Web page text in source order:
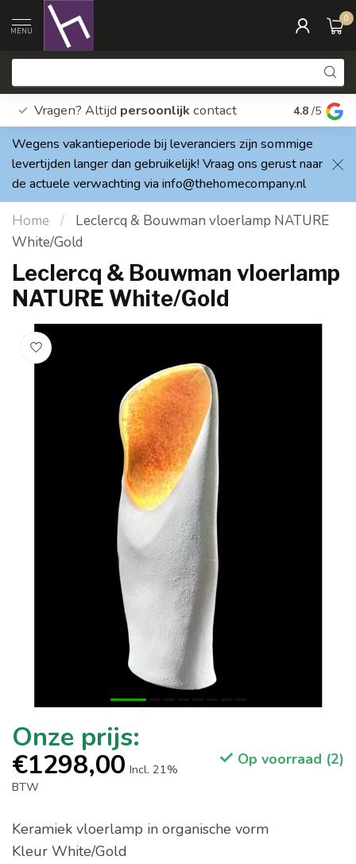
MENU
0
Vragen? Altijd persoonlijk contact Elke dag
4.8 /5
Wegens vakantieperiode bij leveranciers zijn sommige
levertijden langer dan gebruikelijk! Vraag ons gerust naar
de actuele verwachting via info@thehomecompany.nl
Home /
Leclercq & Bouwman vloerlamp NATURE
White/Gold
Leclercq & Bouwman vloerlamp
NATURE White/Gold
€1298,00 Incl. 21%
BTW
Op voorraad (2)
Keramiek vloerlamp in organische vorm
Kleur White/Gold